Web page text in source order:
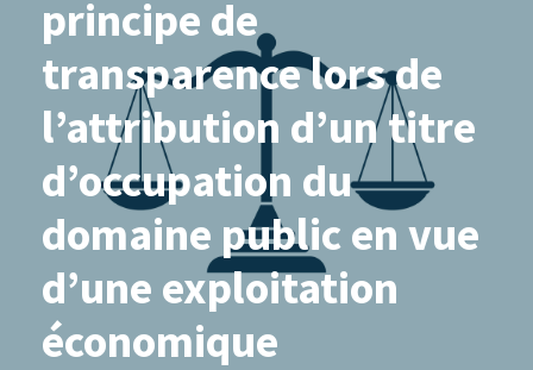
principe de
transparence lors de
l’attribution d’un titre
d’occupation du
domaine public en vue
d’une exploitation
économique